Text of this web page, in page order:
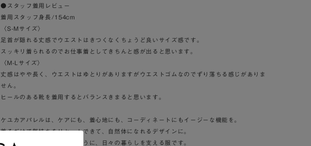
●スタッフ着用レビュー
着用スタッフ身長/154cm
〈S-Mサイズ〉
足首が隠れる丈感でウエストはきつくなくちょうど良いサイズ感です。
スッキリ着られるのでお仕事着としてきちんと感が出ると思います。
〈M-Lサイズ〉
丈感はやや長く、ウエストはゆとりがありますがウエストゴムなのでずり落ちる感じがありま
せん。
ヒールのある靴を着用するとバランスきまると思います。
ケユカアパレルは、ケアにも、着心地にも、コーディネートにもイージーな機能を。
着るだけで気持ちをリセットできて、自然体になれるデザインに。
明日も心地良いものになるように、日々の暮らしを支える服です。